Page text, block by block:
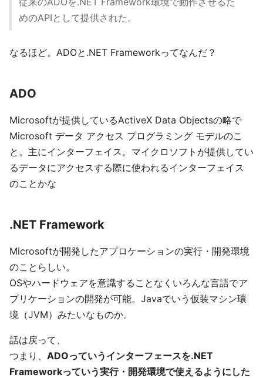
めのAPIとして提供された。
なるほど。ADOと.NET Frameworkってなんだ？
ADO
Microsoftが提供しているActiveX Data Objectsの略で
Microsoft データ アクセス プログラミング モデルのこ
と。主にインターフェイス。マイクロソフトが提供してい
るデータにアクセスする際に使われるインターフェイス
のことかな
.NET Framework
Microsoftが開発したアプロケーションの実行・開発環境
のことらしい。
OSやハードウェアを意識することなくいろんな言語でア
プリケーションの開発が可能。Javaでいう仮装マシン環
境（JVM）みたいなものか。
話は戻って、
つまり、 ADOっていうインターフェースを.NET
Frameworkっていう実行・開発環境で使えるようにした